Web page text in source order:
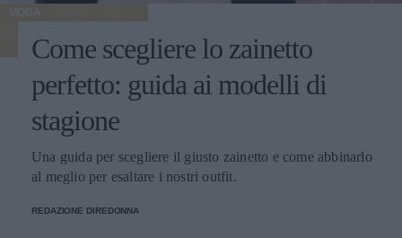
MODA
Come scegliere lo zainetto
perfetto: guida ai modelli di
stagione
Una guida per scegliere il giusto zainetto e come abbinarlo
al meglio per esaltare i nostri outfit.
REDAZIONE DIREDONNA